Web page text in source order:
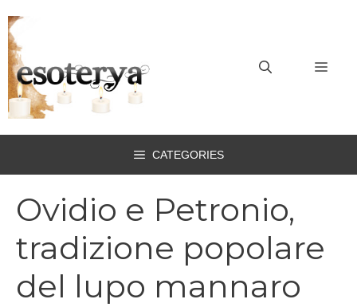
al
contenuto
CATEGORIES
Ovidio e Petronio,
tradizione popolare
del lupo mannaro